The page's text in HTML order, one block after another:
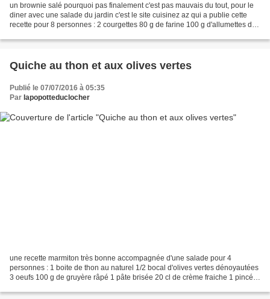
un brownie salé pourquoi pas finalement c'est pas mauvais du tout, pour le
diner avec une salade du jardin c'est le site cuisinez az qui a publie cette
recette pour 8 personnes : 2 courgettes 80 g de farine 100 g d'allumettes de
Quiche au thon et aux olives vertes
Publié le 07/07/2016 à 05:35
Par lapopotteduclocher
une recette marmiton très bonne accompagnée d'une salade pour 4
personnes : 1 boite de thon au naturel 1/2 bocal d'olives vertes dénoyautées
3 oeufs 100 g de gruyère râpé 1 pâte brisée 20 cl de crème fraiche 1 pincée